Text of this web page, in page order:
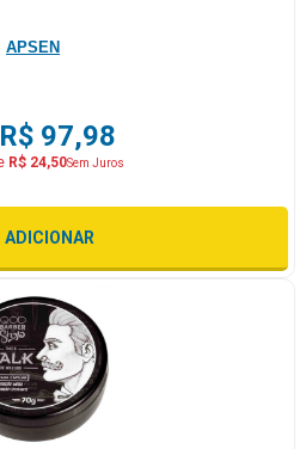
APSEN
R$ 97,98
R$ 24,50Sem Juros
ADICIONAR